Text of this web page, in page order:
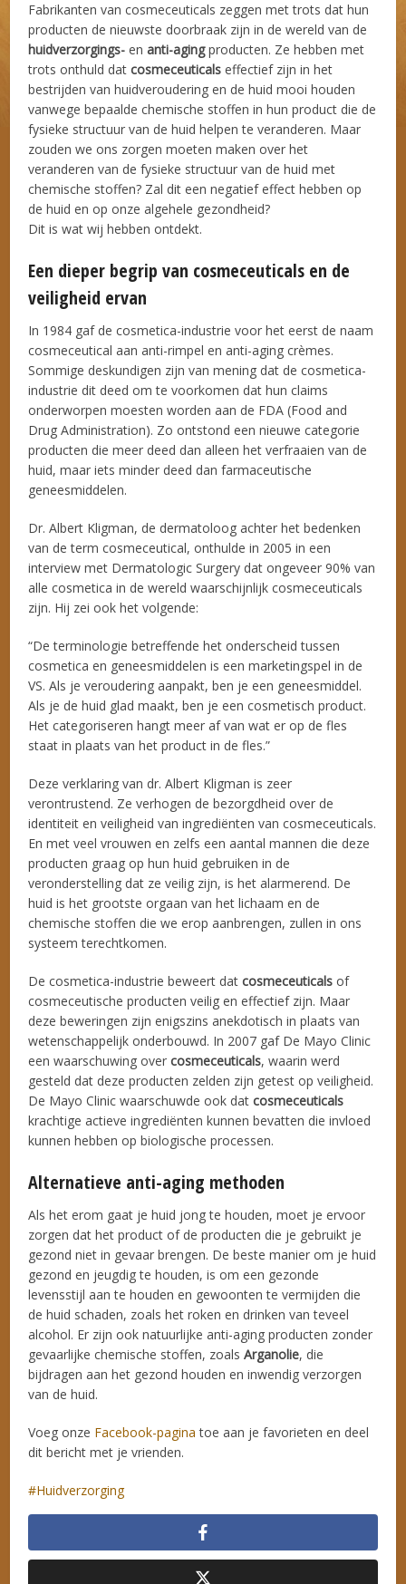
Fabrikanten van cosmeceuticals zeggen met trots dat hun
producten de nieuwste doorbraak zijn in de wereld van de
huidverzorgings- enanti-agingproducten. Ze hebben met
trots onthuld datcosmeceuticals effectief zijn in het
bestrijden van huidveroudering en de huid mooi houden
vanwege bepaalde chemische stoffen in hun product die de
fysieke structuur van de huid helpen te veranderen. Maar
zouden we ons zorgen moeten maken over het
veranderen van de fysieke structuur van de huid met
chemische stoffen? Zal dit een negatief effect hebben op
de huid en op onze algehele gezondheid?
Dit is wat wij hebben ontdekt.
Een dieper begrip van cosmeceuticals en de
veiligheid ervan
In 1984 gaf de cosmetica-industrie voor het eerst de naam
cosmeceutical aan anti-rimpel en anti-aging crèmes.
Sommige deskundigen zijn van mening dat de cosmetica-
industrie dit deed om te voorkomen dat hun claims
onderworpen moesten worden aan de FDA (Food and
Drug Administration). Zo ontstond een nieuwe categorie
producten die meer deed dan alleen het verfraaien van de
huid, maar iets minder deed dan farmaceutische
geneesmiddelen.
Dr. Albert Kligman, de dermatoloog achter het bedenken
van de term cosmeceutical, onthulde in 2005 in een
interview met Dermatologic Surgery dat ongeveer 90% van
alle cosmetica in de wereld waarschijnlijk cosmeceuticals
zijn. Hij zei ook het volgende:
“De terminologie betreffende het onderscheid tussen
cosmetica en geneesmiddelen is een marketingspel in de
VS. Als je veroudering aanpakt, ben je een geneesmiddel.
Als je de huid glad maakt, ben je een cosmetisch product.
Het categoriseren hangt meer af van wat er op de fles
staat in plaats van het product in de fles.”
Deze verklaring van dr. Albert Kligman is zeer
verontrustend. Ze verhogen de bezorgdheid over de
identiteit en veiligheid van ingrediënten van cosmeceuticals.
En met veel vrouwen en zelfs een aantal mannen die deze
producten graag op hun huid gebruiken in de
veronderstelling dat ze veilig zijn, is het alarmerend. De
huid is het grootste orgaan van het lichaam en de
chemische stoffen die we erop aanbrengen, zullen in ons
systeem terechtkomen.
De cosmetica-industrie beweert datcosmeceuticals of
cosmeceutische producten veilig en effectief zijn. Maar
deze beweringen zijn enigszins anekdotisch in plaats van
wetenschappelijk onderbouwd. In 2007 gaf De Mayo Clinic
een waarschuwing overcosmeceuticals, waarin werd
gesteld dat deze producten zelden zijn getest op veiligheid.
De Mayo Clinic waarschuwde ook datcosmeceuticals
krachtige actieve ingrediënten kunnen bevatten die invloed
kunnen hebben op biologische processen.
Alternatieve anti-aging methoden
Als het erom gaat je huid jong te houden, moet je ervoor
zorgen dat het product of de producten die je gebruikt je
gezond niet in gevaar brengen. De beste manier om je huid
gezond en jeugdig te houden, is om een gezonde
levensstijl aan te houden en gewoonten te vermijden die
de huid schaden, zoals het roken en drinken van teveel
alcohol. Er zijn ook natuurlijke anti-aging producten zonder
gevaarlijke chemische stoffen, zoalsArganolie, die
bijdragen aan het gezond houden en inwendig verzorgen
van de huid.
Voeg onze Facebook-pagina toe aan je favorieten en deel
dit bericht met je vrienden.
Huidverzorging